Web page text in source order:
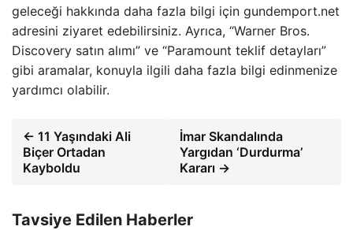
geleceği hakkında daha fazla bilgi için gundemport.net
adresini ziyaret edebilirsiniz. Ayrıca, “Warner Bros.
Discovery satın alımı” ve “Paramount teklif detayları”
gibi aramalar, konuyla ilgili daha fazla bilgi edinmenize
yardımcı olabilir.
← 11 Yaşındaki Ali
Biçer Ortadan
Kayboldu
İmar Skandalında
Yargıdan ‘Durdurma’
Kararı →
Tavsiye Edilen Haberler